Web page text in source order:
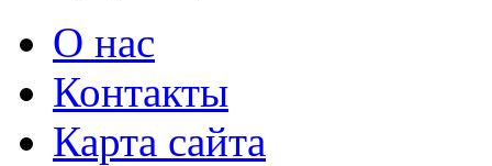
О нас
Контакты
Карта сайта